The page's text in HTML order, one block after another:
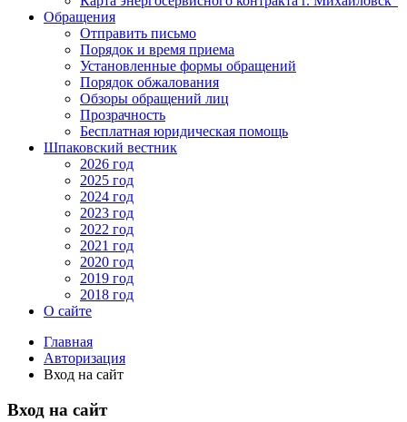
Обращения
Отправить письмо
Порядок и время приема
Установленные формы обращений
Порядок обжалования
Обзоры обращений лиц
Прозрачность
Бесплатная юридическая помощь
Шпаковский вестник
2026 год
2025 год
2024 год
2023 год
2022 год
2021 год
2020 год
2019 год
2018 год
О сайте
Главная
Авторизация
Вход на сайт
Вход на сайт